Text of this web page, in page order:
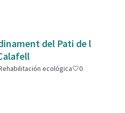
del Pati de l
ecológica
0